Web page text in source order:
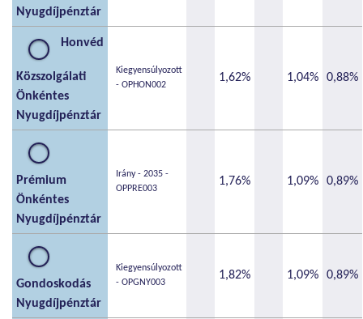
Nyugdíjpénztár
Honvéd
Közszolgálati
Önkéntes
Nyugdíjpénztár
Kiegyensúlyozott
- OPHON002
1,62% 1,04% 0,88%
Prémium
Önkéntes
Nyugdíjpénztár
Irány - 2035 -
OPPRE003
1,76% 1,09% 0,89%
Gondoskodás
Nyugdíjpénztár
Kiegyensúlyozott
- OPGNY003
1,82% 1,09% 0,89%